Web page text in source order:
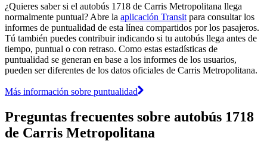
¿Quieres saber si el autobús 1718 de Carris Metropolitana llega
normalmente puntual? Abre la aplicación Transit para consultar los
informes de puntualidad de esta línea compartidos por los pasajeros.
Tú también puedes contribuir indicando si tu autobús llega antes de
tiempo, puntual o con retraso. Como estas estadísticas de
puntualidad se generan en base a los informes de los usuarios,
pueden ser diferentes de los datos oficiales de Carris Metropolitana.
Más información sobre puntualidad
Preguntas frecuentes sobre autobús 1718
de Carris Metropolitana